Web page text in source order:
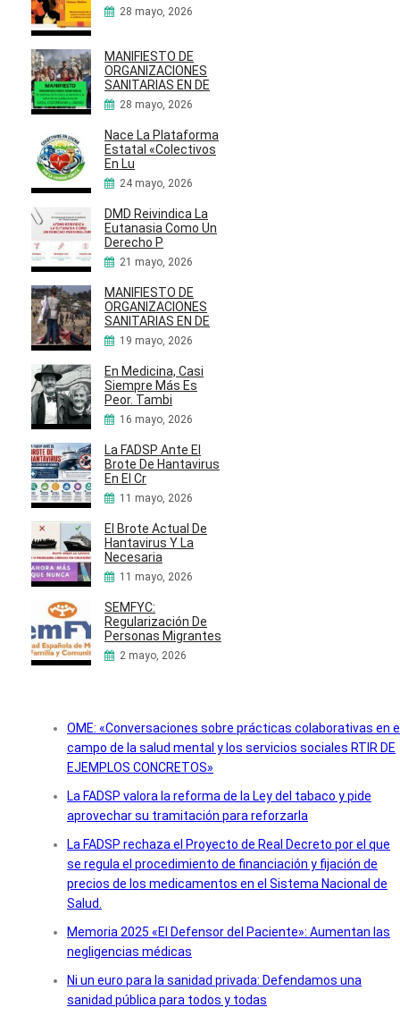
28 mayo, 2026
MANIFIESTO DE
ORGANIZACIONES
SANITARIAS EN DE
28 mayo, 2026
Nace La Plataforma
Estatal «Colectivos
En Lu
24 mayo, 2026
DMD Reivindica La
Eutanasia Como Un
Derecho P
21 mayo, 2026
MANIFIESTO DE
ORGANIZACIONES
SANITARIAS EN DE
19 mayo, 2026
En Medicina, Casi
Siempre Más Es
Peor. Tambi
16 mayo, 2026
La FADSP Ante El
Brote De Hantavirus
En El Cr
11 mayo, 2026
El Brote Actual De
Hantavirus Y La
Necesaria
11 mayo, 2026
SEMFYC:
Regularización De
Personas Migrantes
2 mayo, 2026
OME: «Conversaciones sobre prácticas colaborativas en
campo de la salud mental y los servicios sociales RTIR DE
EJEMPLOS CONCRETOS»
La FADSP valora la reforma de la Ley del tabaco y pide
aprovechar su tramitación para reforzarla
La FADSP rechaza el Proyecto de Real Decreto por el que
se regula el procedimiento de financiación y fijación de
precios de los medicamentos en el Sistema Nacional de
Salud.
Memoria 2025 «El Defensor del Paciente»: Aumentan las
negligencias médicas
Ni un euro para la sanidad privada: Defendamos una
sanidad pública para todos y todas